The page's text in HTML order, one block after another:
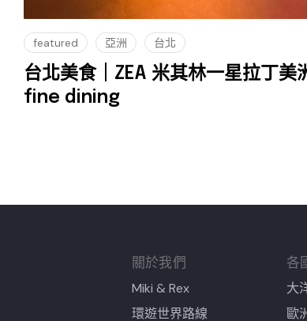
featured 亞洲 台北
台北美食｜ZEA 米其林一星拉丁美
fine dining
關於我們
Miki & Rex
環遊世界路線
各
大
歐